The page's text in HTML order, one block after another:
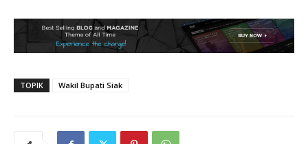
TOPIK Wakil Bupati Siak